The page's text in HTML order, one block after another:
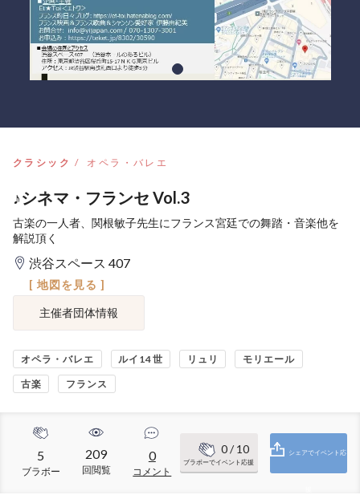
クラシック オペラ・バレエ
♪シネマ・フランセ Vol.3
古楽の一人者、関根敏子先生にフランス宮廷での舞踏・音楽他を
解説頂く
渋谷スペース 407
[ 地図を見る ]
主催者団体情報
オペラ・バレエ ルイ14世 リュリ モリエール
古楽 フランス
5
ブラボー
209
回閲覧
0
コメント
0/ 10
ブラボーでイベント応援
シェアでイベント応